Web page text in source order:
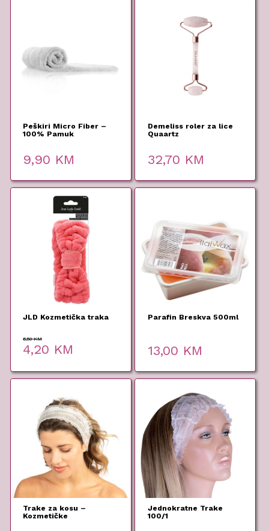
Peškiri Micro Fiber –
100% Pamuk
9,90 KM
Demeliss roler za lice
Quaartz
32,70 KM
JLD Kozmetička traka
6,50KM
Original
price
4,20 KM
Current
price
Parafin Breskva 500ml
13,00 KM
Trake za kosu –
Kozmetičke
Jednokratne Trake
100/1